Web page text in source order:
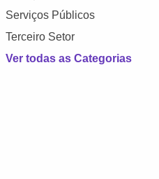
Serviços Públicos
Terceiro Setor
Ver todas as Categorias